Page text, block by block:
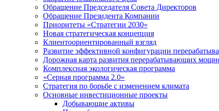
Обращение Председателя Совета Директоров
Обращение Президента Компании
Приоритеты «Стратегии 2030»
Новая стратегическая концепция
Клиентоориентированный взгляд
Развитие эффективной конфигурации
Дорожная карта развития перерабатывающих
Комплексная экологическая программа
«Серная программа 2.0»
Стратегия по борьбе с изменением климата
Основные инвестиционные проекты
Добывающие активы